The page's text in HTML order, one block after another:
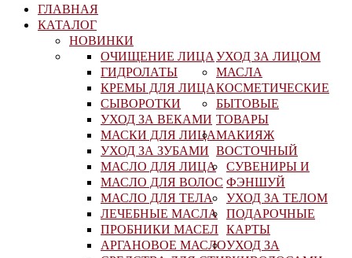
ГЛАВНАЯ
КАТАЛОГ
НОВИНКИ
УХОД ЗА ЛИЦОМ
ОЧИЩЕНИЕ ЛИЦА
ГИДРОЛАТЫ
КРЕМЫ ДЛЯ ЛИЦА
СЫВОРОТКИ
УХОД ЗА ВЕКАМИ
МАСКИ ДЛЯ ЛИЦА
УХОД ЗА ЗУБАМИ
МАСЛА
КОСМЕТИЧЕСКИЕ
МАСЛО ДЛЯ ЛИЦА
МАСЛО ДЛЯ ВОЛОС
МАСЛО ДЛЯ ТЕЛА
ЛЕЧЕБНЫЕ МАСЛА
ПРОБНИКИ МАСЕЛ
АРГАНОВОЕ МАСЛО
БЫТОВЫЕ
ТОВАРЫ
МАКИЯЖ
ВОСТОЧНЫЙ
СУВЕНИРЫ И
ФЭНШУЙ
УХОД ЗА ТЕЛОМ
ПОДАРОЧНЫЕ
КАРТЫ
УХОД ЗА